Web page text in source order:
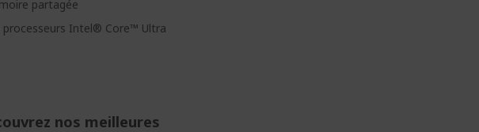
partagée
Intel® Core™ Ultra
nos meilleures